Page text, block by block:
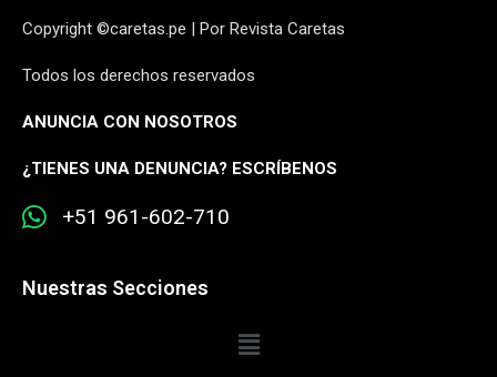
Copyright ©caretas.pe | Por Revista Caretas
Todos los derechos reservados
ANUNCIA CON NOSOTROS
¿TIENES UNA DENUNCIA? ESCRÍBENOS
+51 961-602-710
Nuestras Secciones